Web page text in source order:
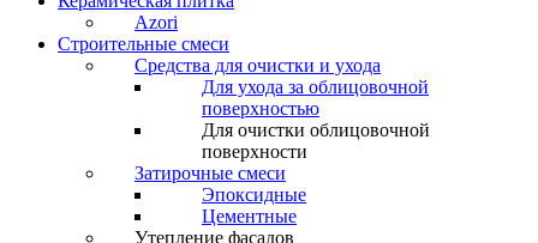
Azori
Строительные смеси
Средства для очистки и ухода
Для ухода за облицовочной
поверхностью
Для очистки облицовочной
поверхности
Затирочные смеси
Эпоксидные
Цементные
Утепление фасадов